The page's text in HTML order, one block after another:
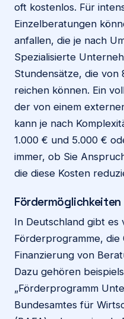
oft kostenlos. Für
Einzelberatungen
anfallen, die je nach
Spezialisierte
Stundensätze, die
reichen können. Ein
der von einem
kann je nach
1.000 € und 5.000 €
immer, ob Sie
die diese Kosten
Fördermöglichkeiten
In Deutschland gibt es
Förderprogramme,
Finanzierung von
Dazu gehören
„Förderprogramm
Bundesamtes für